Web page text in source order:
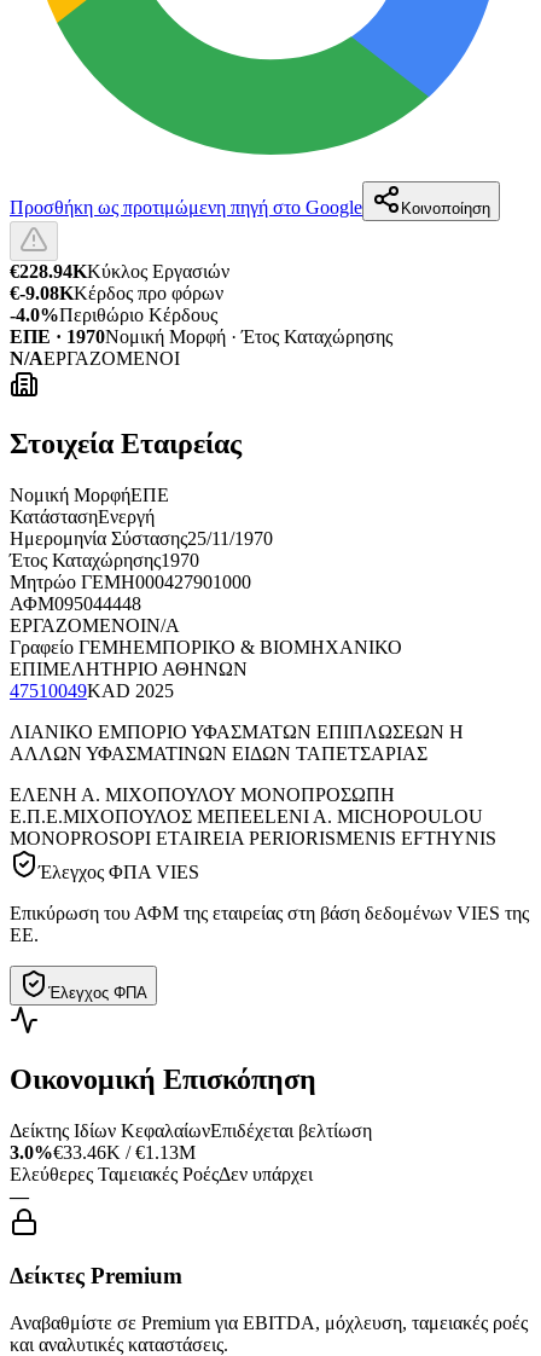
Προσθήκη ως προτιμώμενη πηγή στο Google Κοινοποίηση
€228.94KΚύκλος Εργασιών
€-9.08KΚέρδος προ φόρων
-4.0%Περιθώριο Κέρδους
ΕΠΕ · 1970Νομική Μορφή · Έτος Καταχώρησης
N/AΕΡΓΑΖΟΜΕΝΟΙ
Στοιχεία Εταιρείας
Νομική ΜορφήΕΠΕ
ΚατάστασηΕνεργή
Ημερομηνία Σύστασης25/11/1970
Έτος Καταχώρησης1970
Μητρώο ΓΕΜΗ000427901000
ΑΦΜ095044448
ΕΡΓΑΖΟΜΕΝΟΙN/A
Γραφείο ΓΕΜΗΕΜΠΟΡΙΚΟ & ΒΙΟΜΗΧΑΝΙΚΟ
ΕΠΙΜΕΛΗΤΗΡΙΟ ΑΘΗΝΩΝ
47510049KAD 2025
ΛΙΑΝΙΚΟ ΕΜΠΟΡΙΟ ΥΦΑΣΜΑΤΩΝ ΕΠΙΠΛΩΣΕΩΝ Η
ΑΛΛΩΝ ΥΦΑΣΜΑΤΙΝΩΝ ΕΙΔΩΝ ΤΑΠΕΤΣΑΡΙΑΣ
ΕΛΕΝΗ Α. ΜΙΧΟΠΟΥΛΟΥ ΜΟΝΟΠΡΟΣΩΠΗ
Ε.Π.Ε.ΜΙΧΟΠΟΥΛΟΣ ΜΕΠΕELENI A. MICHOPOULOU
MONOPROSOPI ETAIREIA PERIORISMENIS EFTHYNIS
Έλεγχος ΦΠΑ VIES
Επικύρωση του ΑΦΜ της εταιρείας στη βάση δεδομένων VIES της
ΕΕ.
Έλεγχος ΦΠΑ
Οικονομική Επισκόπηση
Δείκτης Ιδίων ΚεφαλαίωνΕπιδέχεται βελτίωση
3.0%€33.46K / €1.13M
Ελεύθερες Ταμειακές ΡοέςΔεν υπάρχει
—
Δείκτες Premium
Αναβαθμίστε σε Premium για EBITDA, μόχλευση, ταμειακές ροές
και αναλυτικές καταστάσεις.